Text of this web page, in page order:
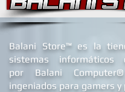
Balani Store™ es la
sistemas informáticos
por Balani
ingeniados para gamers